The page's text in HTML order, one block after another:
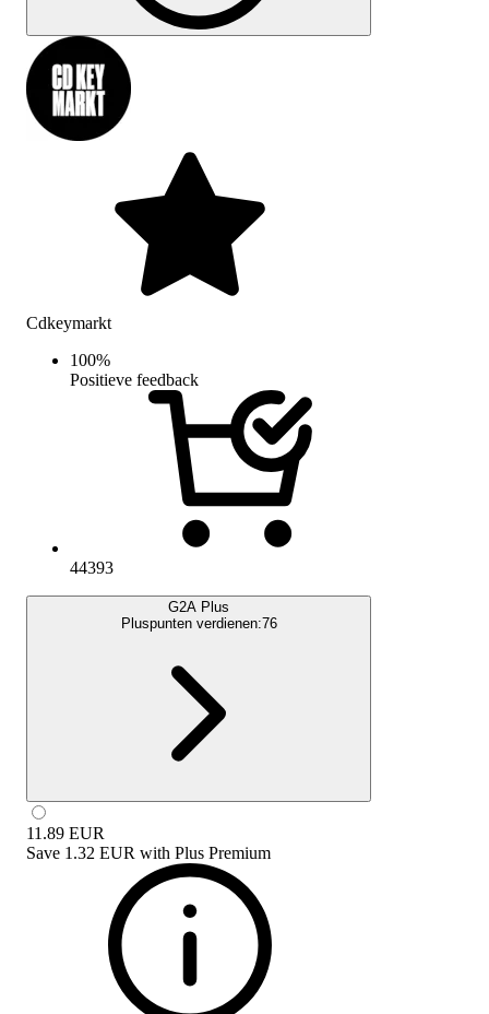
Cdkeymarkt
100%
Positieve feedback
44393
G2A Plus
Pluspunten verdienen:76
11.89 EUR
Save 1.32 EUR with Plus Premium